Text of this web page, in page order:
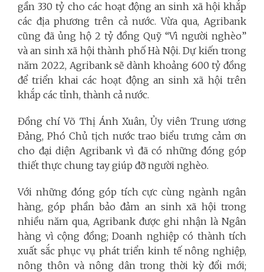
gần 330 tỷ cho các hoạt động an sinh xã hội khắp
các địa phương trên cả nước. Vừa qua, Agribank
cũng đã ủng hộ 2 tỷ đồng Quỹ “Vì người nghèo”
và an sinh xã hội thành phố Hà Nội. Dự kiến trong
năm 2022, Agribank sẽ dành khoảng 600 tỷ đồng
để triển khai các hoạt động an sinh xã hội trên
khắp các tỉnh, thành cả nước.
Đồng chí Võ Thị Ánh Xuân, Ủy viên Trung ương
Đảng, Phó Chủ tịch nước trao biểu trưng cảm ơn
cho đại diện Agribank vì đã có những đóng góp
thiết thực chung tay giúp đỡ người nghèo.
Với những đóng góp tích cực cùng ngành ngân
hàng, góp phần bảo đảm an sinh xã hội trong
nhiều năm qua, Agribank được ghi nhận là Ngân
hàng vì cộng đồng; Doanh nghiệp có thành tích
xuất sắc phục vụ phát triển kinh tế nông nghiệp,
nông thôn và nông dân trong thời kỳ đổi mới;